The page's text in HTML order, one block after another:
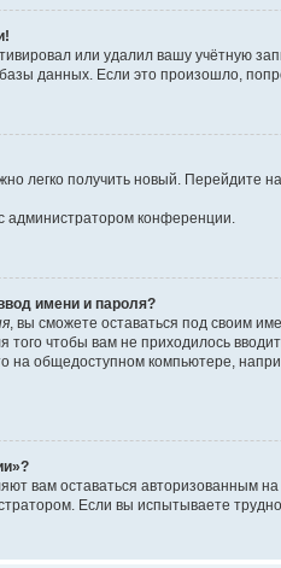
или удалил вашу учётную
данных. Если это произошло,
легко получить новый. Перейдите
администратором конференции.
имени и пароля?
, вы сможете оставаться под своим
того чтобы вам не приходилось
общедоступном компьютере,
вам оставаться авторизованным
Если вы испытываете